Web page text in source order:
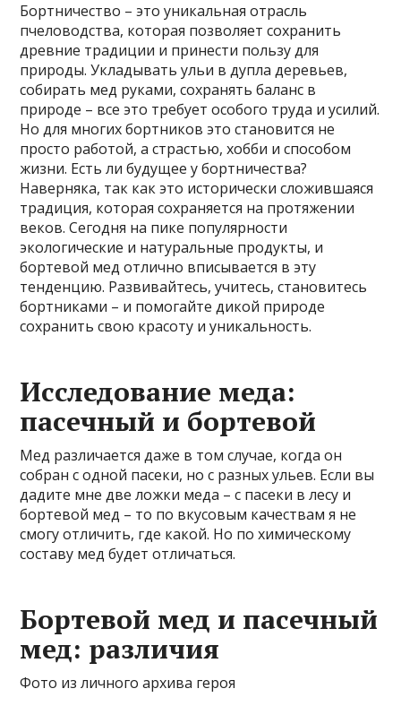
Бортничество – это уникальная отрасль
пчеловодства, которая позволяет сохранить
древние традиции и принести пользу для
природы. Укладывать ульи в дупла деревьев,
собирать мед руками, сохранять баланс в
природе – все это требует особого труда и усилий.
Но для многих бортников это становится не
просто работой, а страстью, хобби и способом
жизни. Есть ли будущее у бортничества?
Наверняка, так как это исторически сложившаяся
традиция, которая сохраняется на протяжении
веков. Сегодня на пике популярности
экологические и натуральные продукты, и
бортевой мед отлично вписывается в эту
тенденцию. Развивайтесь, учитесь, становитесь
бортниками – и помогайте дикой природе
сохранить свою красоту и уникальность.
Исследование меда:
пасечный и бортевой
Мед различается даже в том случае, когда он
собран с одной пасеки, но с разных ульев. Если вы
дадите мне две ложки меда – с пасеки в лесу и
бортевой мед – то по вкусовым качествам я не
смогу отличить, где какой. Но по химическому
составу мед будет отличаться.
Бортевой мед и пасечный
мед: различия
Фото из личного архива героя